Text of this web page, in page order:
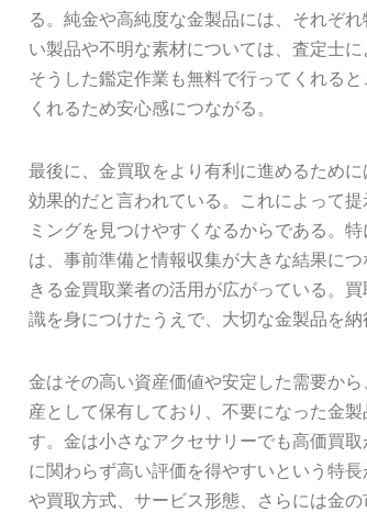
る。純金や高純度な金製品には、それぞ
い製品や不明な素材については、査定士
そうした鑑定作業も無料で行ってくれる
くれるため安心感につながる。
最後に、金買取をより有利に進めるため
効果的だと言われている。これによって
ミングを見つけやすくなるからである。
は、事前準備と情報収集が大きな結果に
きる金買取業者の活用が広がっている。
識を身につけたうえで、大切な金製品を
金はその高い資産価値や安定した需要か
産として保有しており、不要になった金
す。金は小さなアクセサリーでも高価買
に関わらず高い評価を得やすいという特
や買取方式、サービス形態、さらには金